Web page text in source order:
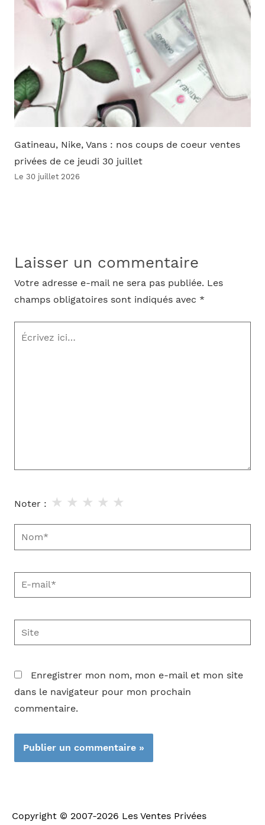
Gatineau, Nike, Vans : nos coups de coeur ventes
privées de ce jeudi 30 juillet
Le 30 juillet 2026
Laisser un commentaire
Votre adresse e-mail ne sera pas publiée. Les
champs obligatoires sont indiqués avec *
Écrivez
Noter : ★
★
★
★
★
Nom*
E-
mail*
Site
Enregistrer mon nom, mon e-mail et mon site
dans le navigateur pour mon prochain
commentaire.
Copyright © 2007-2026 Les Ventes Privées